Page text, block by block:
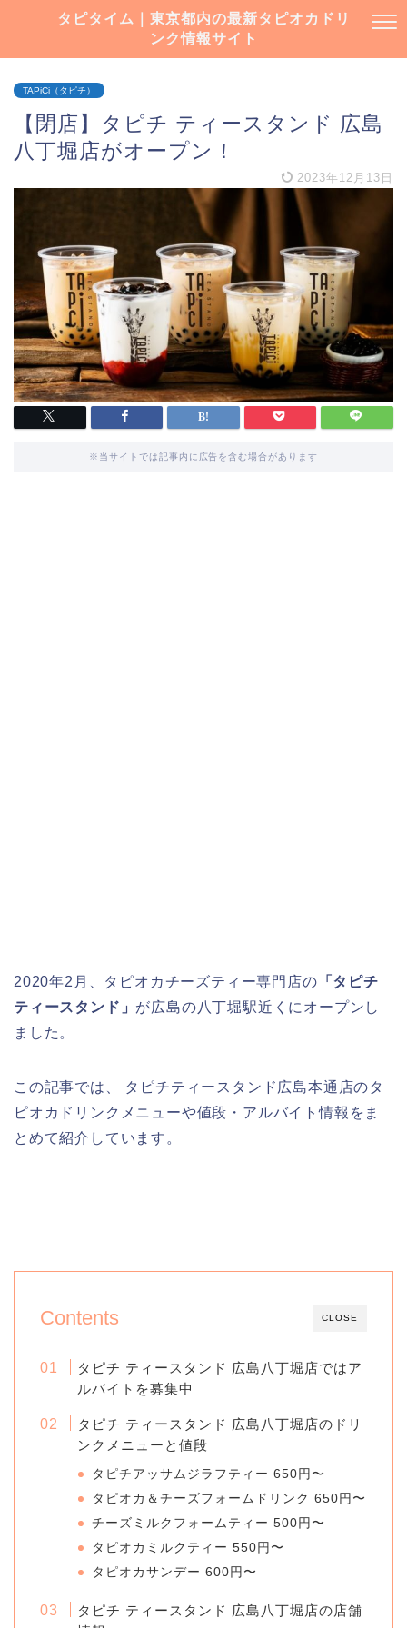
タピタイム｜東京都内の最新タピオカドリ
ンク情報サイト
TAPiCi（タピチ）
【閉店】タピチ ティースタンド 広島
八丁堀店がオープン！
2023年12月13日
※当サイトでは記事内に広告を含む場合があります
2020年2月、タピオカチーズティー専門店の 「タピチ
ティースタンド」 が広島の八丁堀駅近くにオープンし
ました。
この記事では、 タピチティースタンド広島本通店のタ
ピオカドリンクメニューや値段・アルバイト情報をま
とめて紹介しています。
CLOSE
Contents
タピチ ティースタンド 広島八丁堀店ではア
ルバイトを募集中
タピチ ティースタンド 広島八丁堀店のドリ
ンクメニューと値段
タピチアッサムジラフティー 650円〜
タピオカ＆チーズフォームドリンク 650円〜
チーズミルクフォームティー 500円〜
タピオカミルクティー 550円〜
タピオカサンデー 600円〜
タピチ ティースタンド 広島八丁堀店の店舗